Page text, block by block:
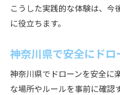
禁止区域や周辺環
ドローン飛行初心者
こうした実践的な体験は、今
に役立ちます。
神奈川県で安全にド
神奈川県でドローンを安全に
な場所やルールを事前に確認